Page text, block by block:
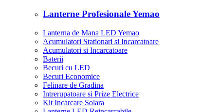
Lanterne Profesionale Yemao
Lanterna de Mana LED Yemao
Acumulatori Stationari si Incarcatoare
Acumulatori si Incarcatoare
Baterii
Becuri cu LED
Becuri Economice
Felinare de Gradina
Intrerupatoare si Prize Electrice
Kit Incarcare Solara